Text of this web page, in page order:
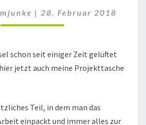
| 28. Februar 2018
schon seit einiger Zeit gelüftet
jetzt auch meine Projekttasche
Teil, in dem man das
einpackt und immer alles zur